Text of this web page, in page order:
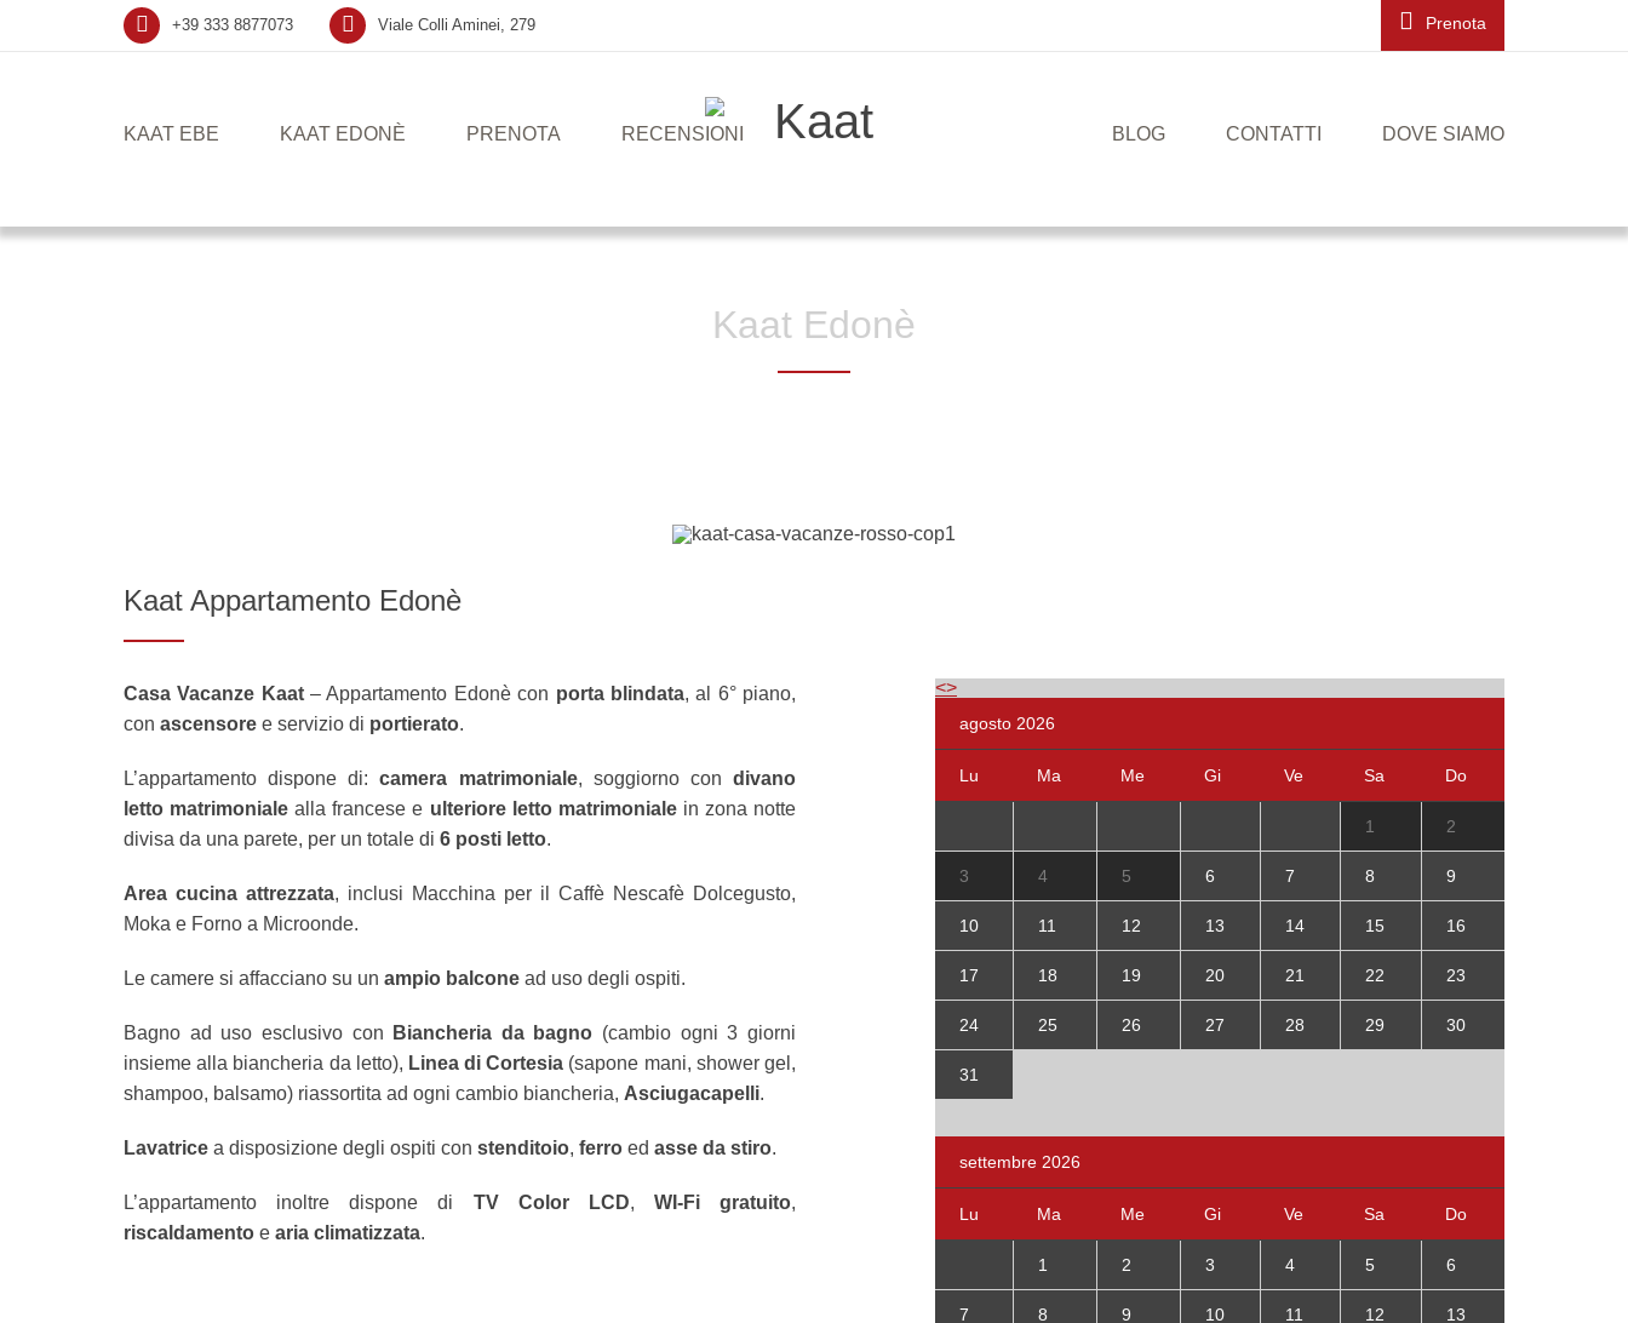
+39 333 8877073 Viale Colli Aminei, 279 Prenota
KAAT EBE KAAT EDONÈ PRENOTA RECENSIONI BLOG CONTATTI DOVE SIAMO
Kaat Edonè
Kaat Appartamento Edonè
Casa Vacanze Kaat– Appartamento Edonè con porta blindata, al 6° piano,
con ascensore e servizio di portierato.
L’appartamento dispone di:camera matrimoniale, soggiorno condivano
letto matrimoniale alla francese e ulteriore letto matrimonialein zona notte
divisa da una parete, per un totale di 6 posti letto.
Area cucina attrezzata, inclusi Macchina per il Caffè Nescafè Dolcegusto,
Moka e Forno a Microonde.
Le camere si affacciano su un ampio balcone ad uso degli ospiti.
Bagno ad uso esclusivo con Biancheria da bagno (cambio ogni 3 giorni
insieme alla biancheria da letto), Linea di Cortesia (sapone mani, shower gel,
shampoo, balsamo) riassortita ad ogni cambio biancheria, Asciugacapelli.
Lavatrice a disposizione degli ospiti con stenditoio, ferro ed asse da stiro.
L’appartamento inoltre dispone di TV Color LCD, WI-Fi gratuito,
riscaldamento e aria climatizzata.
<>
agosto 2026
Lu Ma Me Gi Ve Sa Do
1 2
3 4 5 6 7 8 9
10 11 12 13 14 15 16
17 18 19 20 21 22 23
24 25 26 27 28 29 30
31
settembre 2026
Lu Ma Me Gi Ve Sa Do
1 2 3 4 5 6
7 8 9 10 11 12 13